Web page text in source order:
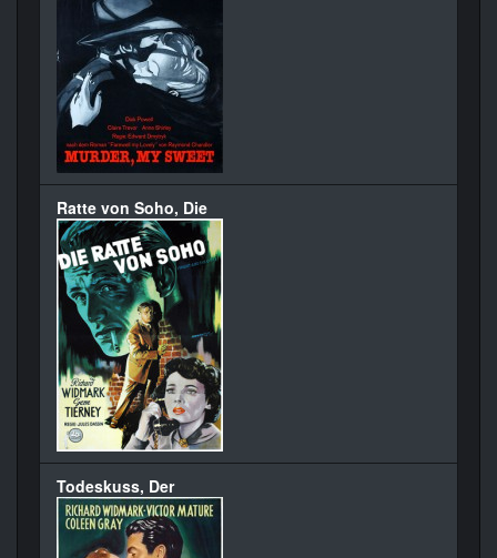
Ratte von Soho, Die
Todeskuss, Der